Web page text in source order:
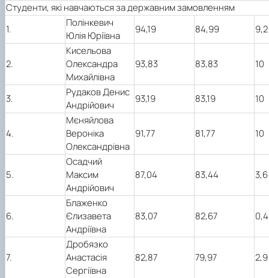
Студенти, які навчаються за державним замовленням
1.
Полінкевич
Юлія Юріївна
94,19 84,99 9,2
2.
Кисельова
Олександра
Михайлівна
93,83 83,83 10
3.
Рудаков Денис
Андрійович
93,19 83,19 10
4.
Мєняйлова
Вероніка
Олександрівна
91,77 81,77 10
5.
Осадчий
Максим
Андрійович
87,04 83,44 3,6
6.
Блаженко
Єлизавета
Андріївна
83,07 82,67 0,4
7.
Дробязко
Анастасія
Сергіївна
82,87 79,97 2,9